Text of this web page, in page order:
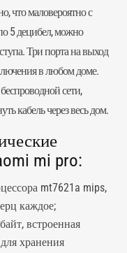
что маловероятно с
5 децибел, можно
Три порта на выход
в любом доме.
сети,
кабель через весь дом.
mi pro:
mt7621a mips,
каждое;
встроенная
хранения